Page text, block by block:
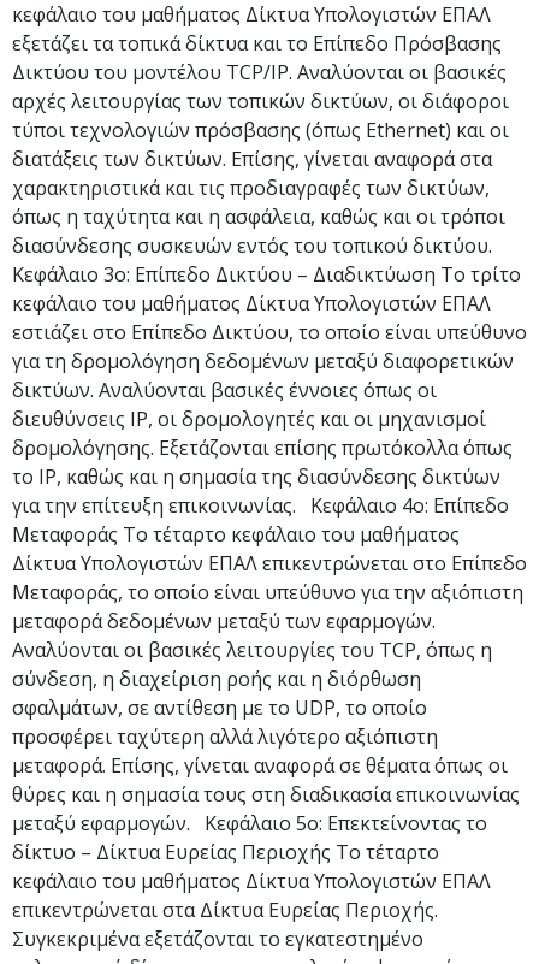
κεφάλαιο του μαθήματος Δίκτυα Υπολογιστών ΕΠΑΛ
εξετάζει τα τοπικά δίκτυα και το Επίπεδο Πρόσβασης
Δικτύου του μοντέλου TCP/IP. Αναλύονται οι βασικές
αρχές λειτουργίας των τοπικών δικτύων, οι διάφοροι
τύποι τεχνολογιών πρόσβασης (όπως Ethernet) και οι
διατάξεις των δικτύων. Επίσης, γίνεται αναφορά στα
χαρακτηριστικά και τις προδιαγραφές των δικτύων,
όπως η ταχύτητα και η ασφάλεια, καθώς και οι τρόποι
διασύνδεσης συσκευών εντός του τοπικού δικτύου.
Κεφάλαιο 3ο: Επίπεδο Δικτύου – Διαδικτύωση Το τρίτο
κεφάλαιο του μαθήματος Δίκτυα Υπολογιστών ΕΠΑΛ
εστιάζει στο Επίπεδο Δικτύου, το οποίο είναι υπεύθυνο
για τη δρομολόγηση δεδομένων μεταξύ διαφορετικών
δικτύων. Αναλύονται βασικές έννοιες όπως οι
διευθύνσεις IP, οι δρομολογητές και οι μηχανισμοί
δρομολόγησης. Εξετάζονται επίσης πρωτόκολλα όπως
το IP, καθώς και η σημασία της διασύνδεσης δικτύων
για την επίτευξη επικοινωνίας. Κεφάλαιο 4ο: Επίπεδο
Μεταφοράς Το τέταρτο κεφάλαιο του μαθήματος
Δίκτυα Υπολογιστών ΕΠΑΛ επικεντρώνεται στο Επίπεδο
Μεταφοράς, το οποίο είναι υπεύθυνο για την αξιόπιστη
μεταφορά δεδομένων μεταξύ των εφαρμογών.
Αναλύονται οι βασικές λειτουργίες του TCP, όπως η
σύνδεση, η διαχείριση ροής και η διόρθωση
σφαλμάτων, σε αντίθεση με το UDP, το οποίο
προσφέρει ταχύτερη αλλά λιγότερο αξιόπιστη
μεταφορά. Επίσης, γίνεται αναφορά σε θέματα όπως οι
θύρες και η σημασία τους στη διαδικασία επικοινωνίας
μεταξύ εφαρμογών. Κεφάλαιο 5ο: Επεκτείνοντας το
δίκτυο – Δίκτυα Ευρείας Περιοχής Το τέταρτο
κεφάλαιο του μαθήματος Δίκτυα Υπολογιστών ΕΠΑΛ
επικεντρώνεται στα Δίκτυα Ευρείας Περιοχής.
Συγκεκριμένα εξετάζονται το εγκατεστημένο